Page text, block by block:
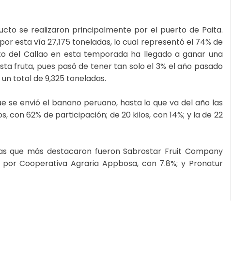
se realizaron principalmente por el puerto de Paita.
esta vía 27,175 toneladas, lo cual representó el 74% de
del Callao en esta temporada ha llegado a ganar una
fruta, pues pasó de tener tan solo el 3% el año pasado
total de 9,325 toneladas.
se envió el banano peruano, hasta lo que va del año las
con 62% de participación; de 20 kilos, con 14%; y la de 22
que más destacaron fueron Sabrostar Fruit Company
por Cooperativa Agraria Appbosa, con 7.8%; y Pronatur